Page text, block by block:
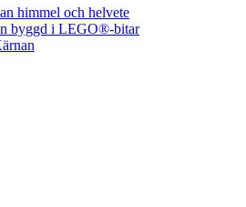
himmel och helvete
byggd i LEGO®-bitar